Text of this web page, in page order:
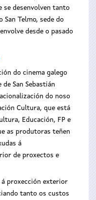
se desenvolven tanto
San Telmo, sede do
desde o pasado
do cinema galego
San Sebastián
do noso
Cultura, que está
Educación, FP e
as produtoras teñen
á
de proxectos e
proxección exterior
tanto os custos